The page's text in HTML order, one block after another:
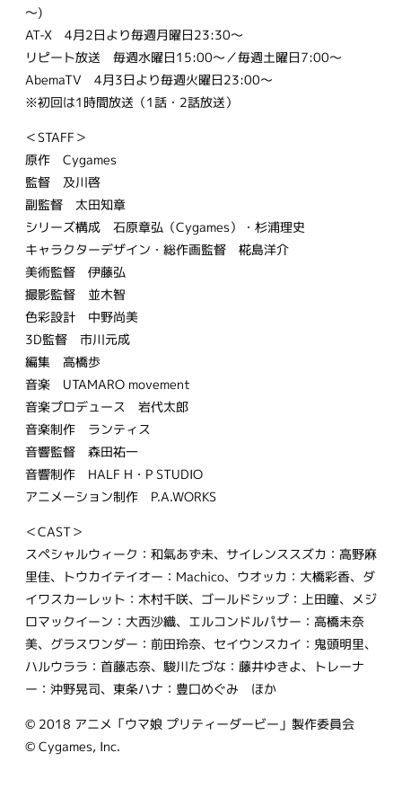
～)
AT-X 4月2日より毎週月曜日23:30～
リピート放送 毎週水曜日15:00〜／毎週土曜日7:00〜
AbemaTV 4月3日より毎週火曜日23:00～
※初回は1時間放送（1話・2話放送）
＜STAFF＞
原作 Cygames
監督 及川啓
副監督 太田知章
シリーズ構成 石原章弘（Cygames）・杉浦理史
キャラクターデザイン・総作画監督 椛島洋介
美術監督 伊藤弘
撮影監督 並木智
色彩設計 中野尚美
3D監督 市川元成
編集 高橋歩
音楽 UTAMARO movement
音楽プロデュース 岩代太郎
音楽制作 ランティス
音響監督 森田祐一
音響制作 HALF H・P STUDIO
アニメーション制作 P.A.WORKS
＜CAST＞
スペシャルウィーク：和氣あず未、サイレンススズカ：高野麻
里佳、トウカイテイオー：Machico、ウオッカ：大橋彩香、ダ
イワスカーレット：木村千咲、ゴールドシップ：上田瞳、メジ
ロマックイーン：大西沙織、エルコンドルパサー：高橋未奈
美、グラスワンダー：前田玲奈、セイウンスカイ：鬼頭明里、
ハルウララ：首藤志奈、駿川たづな：藤井ゆきよ、トレーナ
ー：沖野晃司、東条ハナ：豊口めぐみ ほか
© 2018 アニメ「ウマ娘 プリティーダービー」製作委員会
© Cygames, Inc.